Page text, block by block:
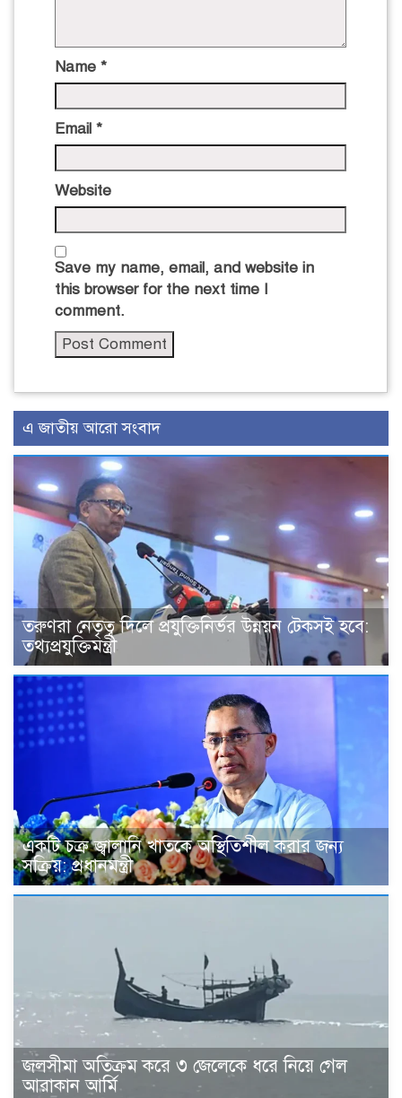
Name *
Email *
Website
Save my name, email, and website in
this browser for the next time I
comment.
এ জাতীয় আরো সংবাদ
তরুণরা নেতৃত্ব দিলে প্রযুক্তিনির্ভর উন্নয়ন টেকসই হবে:
তথ্যপ্রযুক্তিমন্ত্রী
একটি চক্র জ্বালানি খাতকে অস্থিতিশীল করার জন্য
সক্রিয়: প্রধানমন্ত্রী
জলসীমা অতিক্রম করে ৩ জেলেকে ধরে নিয়ে গেল
আরাকান আর্মি